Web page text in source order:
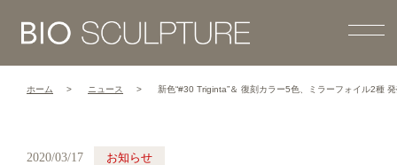
ホーム ニュース 新色“#30 Triginta”＆ 復刻カラー5色、ミラーフォイル2種
2020/03/17 お知らせ